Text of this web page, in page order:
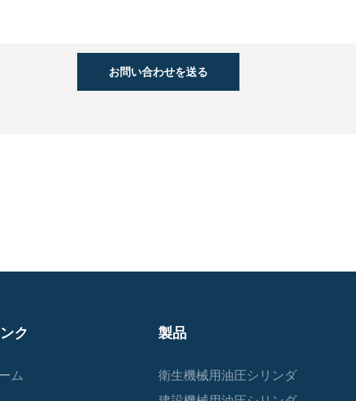
お問い合わせを送る
ク
ム
製品
衛生機械用油圧シリンダ